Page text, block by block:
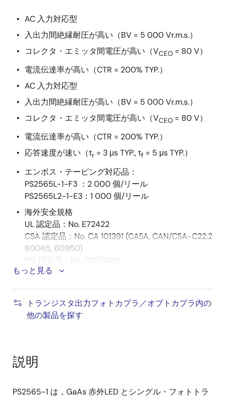
AC 入力対応型
入出力間絶縁耐圧が高い（BV = 5 000 Vr.m.s.）
コレクタ・エミッタ間電圧が高い（VCEO = 80 V）
電流伝達率が高い（CTR = 200% TYP.）
AC 入力対応型
入出力間絶縁耐圧が高い（BV = 5 000 Vr.m.s.）
コレクタ・エミッタ間電圧が高い（VCEO = 80 V）
電流伝達率が高い（CTR = 200% TYP.）
応答速度が速い（tr = 3 μs TYP., tf = 5 μs TYP.）
エンボス・テーピング対応品：
PS2565L-1-F3 ：2 000 個/リール
PS2565L2-1-E3：1 000 個/リール
海外安全規格
UL 認定品：No. E72422
CSA 認定品：No. CA 101391 (CA5A, CAN/CSA-C22.2
60065, 60950)
BSI 認定品：No. 7112/7420
SEMKO 認定品：No. 903238
DEMKO 認定品：No. 314999
FIMKO 認定品：No. FI 25119
DIN EN60747-5-2 (VDE0884 Part2) 認定品：No.
もっと見る
トランジスタ出力フォトカプラ／オプトカプラ内の
他の製品を探す
説明
PS2565-1 は，GaAs 赤外LED とシングル・フォトトラ